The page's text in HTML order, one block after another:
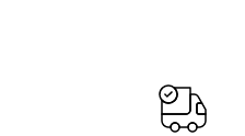
Ürün fiyatı diğer sitelerden
Bu ürüne benzer farklı